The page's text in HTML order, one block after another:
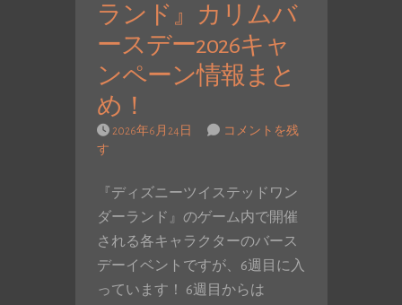
ランド』カリムバ
ースデー2026キャ
ンペーン情報まと
め！
2026年6月24日
コメントを残
す
『ディズニーツイステッドワン
ダーランド』のゲーム内で開催
される各キャラクターのバース
デーイベントですが、6週目に入
っています！ 6週目からは